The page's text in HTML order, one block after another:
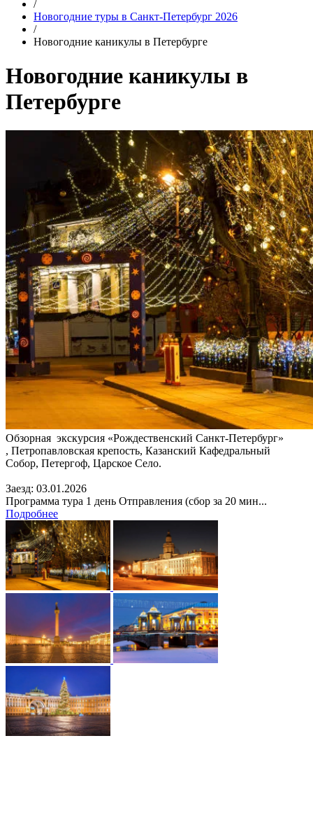
/
Новогодние туры в Санкт-Петербург 2026
/
Новогодние каникулы в Петербурге
Новогодние каникулы в
Петербурге
Обзорная экскурсия «Рождественский Санкт-Петербург»
, Петропавловская крепость, Казанский Кафедральный
Собор, Петергоф, Царское Село.
Заезд: 03.01.2026
Программа тура 1 день Отправления (сбор за 20 мин...
Подробнее